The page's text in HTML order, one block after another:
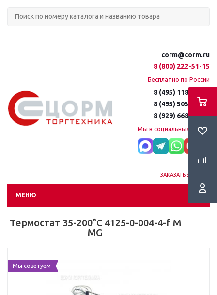
corm@corm.ru
8 (800) 222-51-15
Бесплатно по России
8 (495) 118-61-16
8 (495) 505-51-15
8 (929) 668-95-35
Мы в социальных сетях:
ЗАКАЗАТЬ ЗВОНОК
МЕНЮ
Термостат 35-200°C 4125-0-004-4-f M
MG
Мы советуем